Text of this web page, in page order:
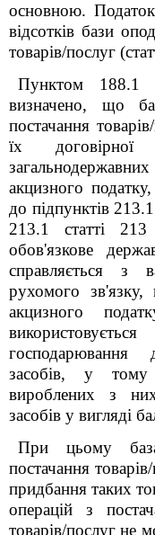
основною.
відсотків бази
товарів/послуг
Пунктом 188.1
визначено, що
постачання
їх
акцизного
до підпунктів
213.1 статті 213
обов'язкове
справляється з
рухомого зв'язку,
акцизного
господарювання
засобів, у тому
вироблених з них
засобів у вигляді
При цьому
постачання
придбання таких
операцій з
товарів/послуг не